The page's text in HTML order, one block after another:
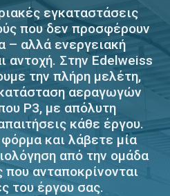
εγκαταστάσεις
που δεν προσφέρουν
– αλλά ενεργειακή
αντοχή. Στην Edelweiss
την πλήρη μελέτη,
αεραγωγών
P3, με απόλυτη
κάθε έργου.
και λάβετε μία
από την ομάδα
ανταποκρίνονται
του έργου σας.